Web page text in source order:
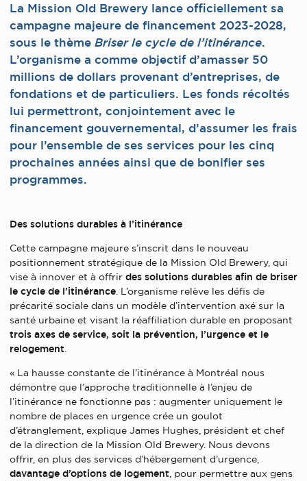
La Mission Old Brewery lance officiellement sa
campagne majeure de financement 2023-2028,
sous le thème Briser le cycle de l’itinérance.
L’organisme a comme objectif d’amasser 50
millions de dollars provenant d’entreprises, de
fondations et de particuliers. Les fonds récoltés
lui permettront, conjointement avec le
financement gouvernemental, d’assumer les frais
pour l’ensemble de ses services pour les cinq
prochaines années ainsi que de bonifier ses
programmes.
Des solutions durables à l’itinérance
Cette campagne majeure s’inscrit dans le nouveau
positionnement stratégique de la Mission Old Brewery, qui
vise à innover et à offrir des solutions durables afin de briser
le cycle de l’itinérance. L’organisme relève les défis de
précarité sociale dans un modèle d’intervention axé sur la
santé urbaine et visant la réaffiliation durable en proposant
trois axes de service, soit la prévention, l’urgence et le
relogement.
« La hausse constante de l’itinérance à Montréal nous
démontre que l’approche traditionnelle à l’enjeu de
l’itinérance ne fonctionne pas : augmenter uniquement le
nombre de places en urgence crée un goulot
d’étranglement, explique James Hughes, président et chef
de la direction de la Mission Old Brewery. Nous devons
offrir, en plus des services d’hébergement d’urgence,
davantage d’options de logement, pour permettre aux gens